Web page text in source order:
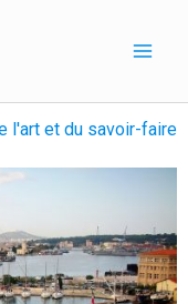
l'art et du savoir-faire